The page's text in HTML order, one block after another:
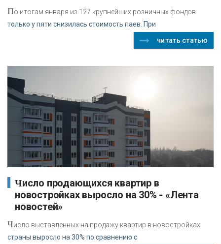
По итогам января из 127 крупнейших розничных фондов
только у пяти снизилась стоимость паев. При
читать статью
Число продающихся квартир в
новостройках выросло на 30% - «Лента
новостей»
Число выставленных на продажу квартир в новостройках
страны выросло на 30% по сравнению с